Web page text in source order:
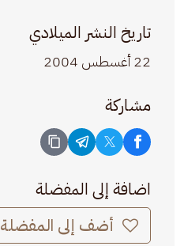
تاريخ النشر الميلادي
22 أغسطس 2004
مشاركة
اضافة إلى المفضلة
أضف إلى المفضلة